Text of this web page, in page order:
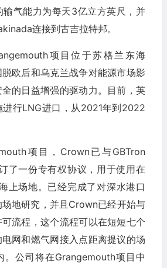
输气能力为每天3亿立方英尺，并
连接到古吉拉特邦。
项目位于苏格兰东海
欧后和乌克兰战争对能源市场影
的日益增强的驱动力。目前，英
进行LNG进口，从2021年到2022
项目，Crown已与GBTron
了一份专有权协议，用于使用在
上场地。已经完成了对深水港口
地研究，并且Crown已经开始与
流程，这个流程可以在短短七个
网和燃气网接入点距离提议的场
。公司将在Grangemouth项目中